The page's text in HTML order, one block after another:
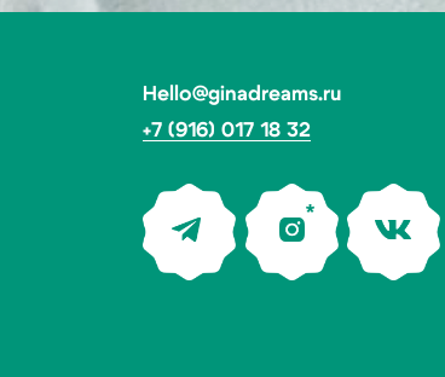
*Социальная сеть Instagram запрещена в России.
ее деятельность в России запрещена.